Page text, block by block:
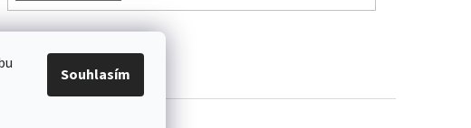
Souhlasím